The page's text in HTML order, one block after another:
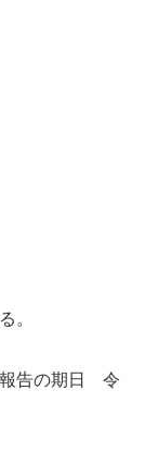
。
報告の期日 令